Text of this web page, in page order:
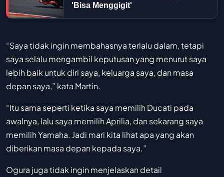
'Bisa Menggigit'
“Saya tidak ingin membahasnya terlalu dalam, tetapi
saya selalu mengambil keputusan yang menurut saya
lebih baik untuk diri saya, keluarga saya, dan masa
depan saya,” kata Martin.
“Itu sama seperti ketika saya memilih Ducati pada
awalnya, lalu saya memilih Aprilia, dan sekarang saya
memilih Yamaha. Jadi mari kita lihat apa yang akan
diberikan masa depan kepada saya.”
Ogura juga tidak ingin menjelaskan detail